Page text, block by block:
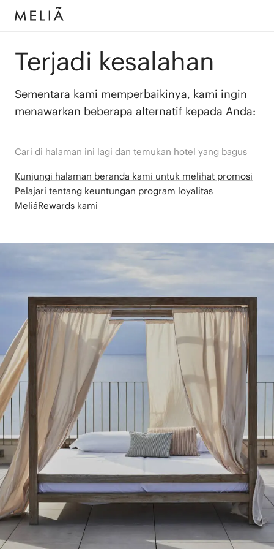
Terjadi kesalahan
Sementara kami memperbaikinya, kami ingin
menawarkan beberapa alternatif kepada Anda:
Cari di halaman ini lagi dan temukan hotel yang bagus
Kunjungi halaman beranda kami untuk melihat promosi
Pelajari tentang keuntungan program loyalitas
MeliáRewards kami